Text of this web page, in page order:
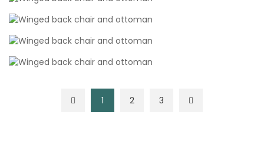
1 2 3